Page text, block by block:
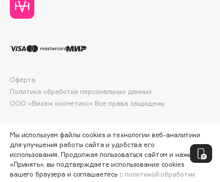
Divage
Dorco
Dr. Vranjes Firenze
Dr.Althea
Dr.Ceuracle
DSD de Luxe
Dyson
ООО «Визаж косметикс» Все права защищены
Оферта
Политика обработки персональных данных
Мы используем файлы cookies и технологии веб-аналитики
для улучшения работы сайта и удобства его
использования. Продолжая пользоваться сайтом и нажимая
«Принять», вы подтверждаете использование cookies
вашего браузера и соглашаетесь с политикой обработки